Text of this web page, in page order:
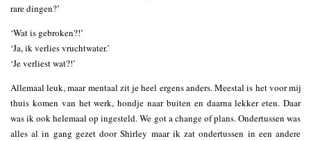
rare dingen?’
‘Wat is gebroken?!’
‘Ja, ik verlies vruchtwater.’
‘Je verliest wat?!’
Allemaal leuk, maar mentaal zit je heel ergens anders. Meestal is het voor mij
thuis komen van het werk, hondje naar buiten en daarna lekker eten. Daar
was ik ook helemaal op ingesteld. We got a change of plans. Ondertussen was
alles al in gang gezet door Shirley maar ik zat ondertussen in een andere